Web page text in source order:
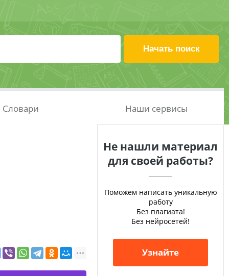
Словари Наши сервисы
Не нашли материал
для своей работы?
Поможем написать уникальную
работу
Без плагиата!
Без нейросетей!
Узнайте